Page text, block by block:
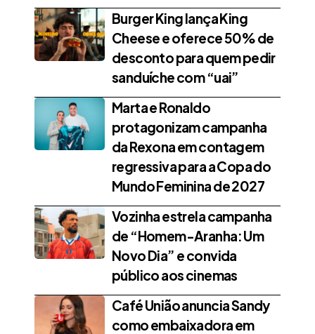
Burger King lança King
Cheese e oferece 50% de
desconto para quem pedir
sanduíche com “uai”
Marta e Ronaldo
protagonizam campanha
da Rexona em contagem
regressiva para a Copa do
Mundo Feminina de 2027
Vozinha estrela campanha
de “Homem-Aranha: Um
Novo Dia” e convida
público aos cinemas
Café União anuncia Sandy
como embaixadora em